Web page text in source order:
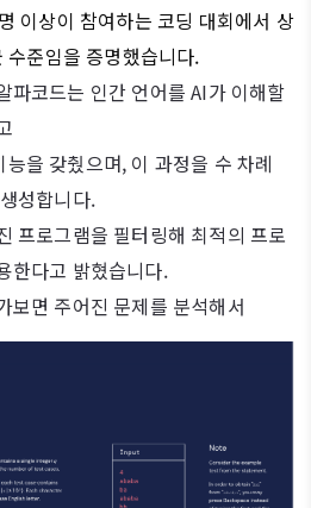
이상이 참여하는 코딩 대회에서 상
준임을 증명했습니다.
파코드는 인간 언어를 AI가 이해할
능을 갖췄으며, 이 과정을 수 차례
성합니다.
프로그램을 필터링해 최적의 프로
한다고 밝혔습니다.
보면 주어진 문제를 분석해서